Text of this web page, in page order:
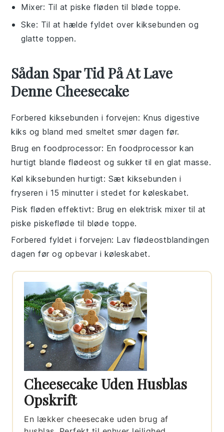
Mixer: Til at piske fløden til bløde toppe.
Ske: Til at hælde fyldet over kiksebunden og
glatte toppen.
Sådan Spar Tid På At Lave
Denne Cheesecake
Forbered kiksebunden i forvejen: Knusdigestive
kiks og bland medsmeltet smør dagen før.
Brug en foodprocessor: En foodprocessor kan
hurtigt blande flødeost og sukker til en glat masse.
Køl kiksebunden hurtigt: Sæt kiksebunden i
fryseren i 15 minutter i stedet for køleskabet.
Pisk fløden effektivt: Brug en elektrisk mixer til at
piskepiskefløde til bløde toppe.
Forbered fyldet i forvejen: Lavflødeostblandingen
dagen før og opbevar i køleskabet.
Cheesecake Uden Husblas
Opskrift
En lækker cheesecake uden brug af